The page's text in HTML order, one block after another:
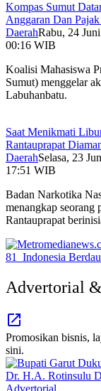
Kompas Sumut
Anggaran Dan
DaerahRabu, 24
00:16 WIB
Koalisi Mahasiswa
Sumut) menggelar
Labuhanbatu.
Saat Menikmati
Rantauprapat
DaerahSelasa, 23
17:51 WIB
Badan Narkotika
menangkap seorang
Rantauprapat
Advertorial
Promosikan bisnis,
sini.
Advertorial